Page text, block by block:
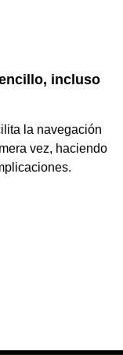
incluso
la navegación
vez, haciendo